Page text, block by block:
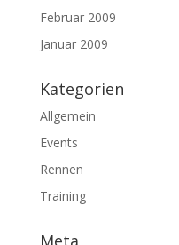
Februar 2009
Januar 2009
Kategorien
Allgemein
Events
Rennen
Training
Meta